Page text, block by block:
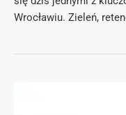
Wrocławiu. Zieleń,